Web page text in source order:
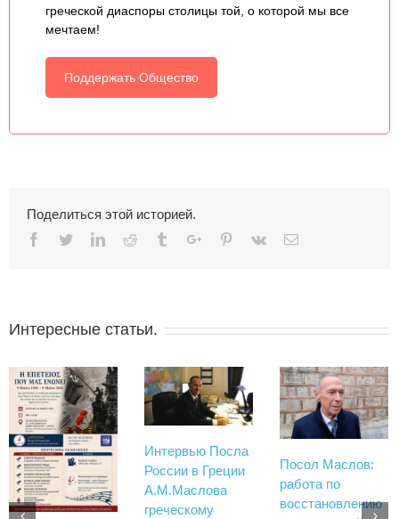
греческой диаспоры столицы той, о которой мы все
мечтаем!
Поддержать Общество
Поделиться этой историей.
Facebook
TwitterLinkedinReddit TumblrGoogle+Pinterest
Vk Email
Интересные статьи.
Интервью Посла
России в Греции
А.М.Маслова
греческому
Посол Маслов:
работа по
восстановлению